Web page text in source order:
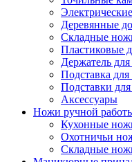
Деревянные
Складные
Пластиковые
Держатель
Подставка
Подставки
Аксессуары
Ножи ручной
Кухонные
Охотничьи
Складные